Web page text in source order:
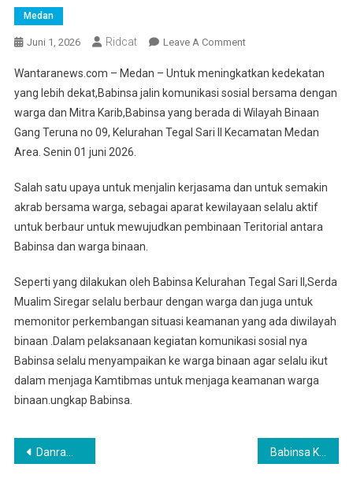
Medan
Juni 1, 2026 Ridcat Leave A CommentOn
Komunikasi
Yang
Baik
Dengan
Babinsa
Koramil
0201-
Di
Wilayah
Wantaranews.com – Medan – Untuk meningkatkan kedekatan
yang lebih dekat,Babinsa jalin komunikasi sosial bersama dengan
warga dan Mitra Karib,Babinsa yang berada di Wilayah Binaan
Gang Teruna no 09, Kelurahan Tegal Sari ll Kecamatan Medan
Area. Senin 01 juni 2026.
Salah satu upaya untuk menjalin kerjasama dan untuk semakin
akrab bersama warga, sebagai aparat kewilayaan selalu aktif
untuk berbaur untuk mewujudkan pembinaan Teritorial antara
Babinsa dan warga binaan.
Seperti yang dilakukan oleh Babinsa Kelurahan Tegal Sari ll,Serda
Mualim Siregar selalu berbaur dengan warga dan juga untuk
memonitor perkembangan situasi keamanan yang ada diwilayah
binaan .Dalam pelaksanaan kegiatan komunikasi sosial nya
Babinsa selalu menyampaikan ke warga binaan agar selalu ikut
dalam menjaga Kamtibmas untuk menjaga keamanan warga
binaan.ungkap Babinsa.
Navigasi
Danramil Beserta Babinsa Koramil 0201- 06/MS, Laksanakan Wasbang Kepada Mahasiswa Satya Terra Bhinneka Babinsa Koramil 0201-05/MB Gelar Patroli Malam Cegah Gangguan Kamtibmas